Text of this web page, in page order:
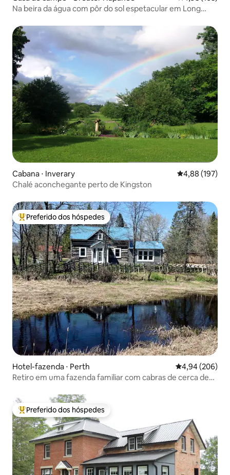
Na beira da água com pôr do sol espetacular em Long
Cabana ⋅ Inverary 4,88 de uma
4,88 (197)
Chalé aconchegante perto de Kingston
Entre os melhores preferidos dos hóspedes
Preferido dos hóspedes
Hotel-fazenda ⋅ Perth 4,94 de uma
4,94 (206)
Retiro em uma fazenda familiar com cabras de cerca de
Entre os melhores preferidos dos hóspedes
Preferido dos hóspedes